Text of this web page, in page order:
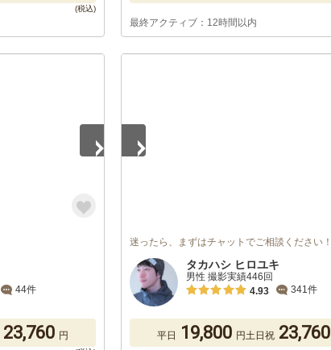
最終アクティブ：12時間以内
44件
23,760 円
迷ったら、まずはチャットでご相談ください！
タカハシ ヒロユキ
男性 撮影実績446回
4.93
341件
平日 19,800 円土日祝 23,760